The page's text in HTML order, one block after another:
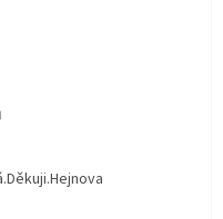
z 5 hvězdiček.
z 5 hvězdiček.